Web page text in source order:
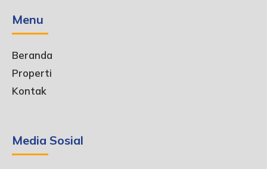
Menu
Beranda
Properti
Kontak
Media Sosial